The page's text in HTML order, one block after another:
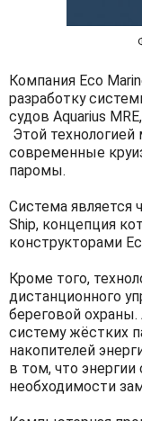
Компания Eco
разработку
судов Aquarius
Этой
современные
паромы.
Система является
Ship, концепция
конструкторами
Кроме того,
дистанционного
береговой охраны.
систему жёстких
накопителей
в том, что
необходимости